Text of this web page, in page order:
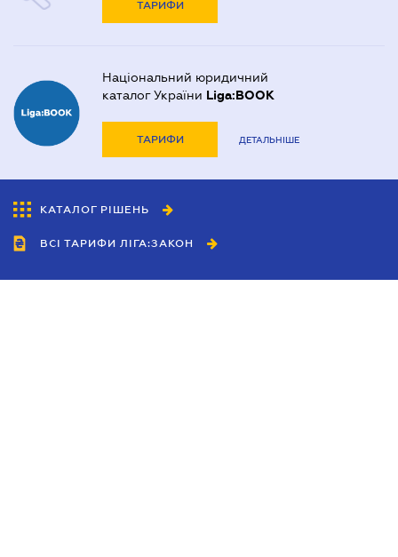
ТАРИФИ
Національний юридичний
каталог України Liga:BOOK
ТАРИФИ ДЕТАЛЬНІШЕ
КАТАЛОГ РІШЕНЬ
ВСІ ТАРИФИ ЛІГА:ЗАКОН